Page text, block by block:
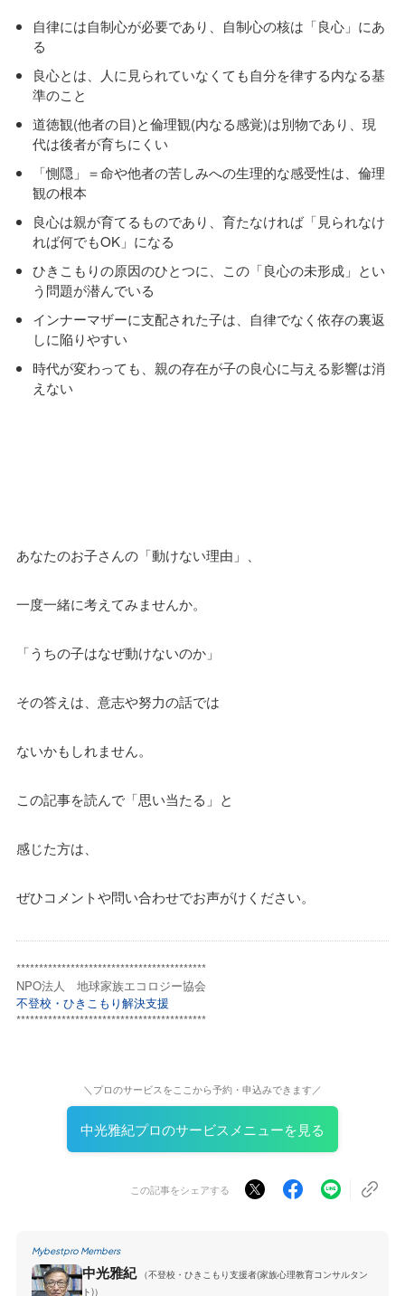
自律には自制心が必要であり、自制心の核は「良心」にあ
る
良心とは、人に見られていなくても自分を律する内なる基
準のこと
道徳観(他者の目)と倫理観(内なる感覚)は別物であり、現
代は後者が育ちにくい
「惻隠」＝命や他者の苦しみへの生理的な感受性は、倫理
観の根本
良心は親が育てるものであり、育たなければ「見られなけ
れば何でもOK」になる
ひきこもりの原因のひとつに、この「良心の未形成」とい
う問題が潜んでいる
インナーマザーに支配された子は、自律でなく依存の裏返
しに陥りやすい
時代が変わっても、親の存在が子の良心に与える影響は消
えない
あなたのお子さんの「動けない理由」、
一度一緒に考えてみませんか。
「うちの子はなぜ動けないのか」
その答えは、意志や努力の話では
ないかもしれません。
この記事を読んで「思い当たる」と
感じた方は、
ぜひコメントや問い合わせでお声がけください。
******************************************
NPO法人 地球家族エコロジー協会
不登校・ひきこもり解決支援
******************************************
＼プロのサービスをここから予約・申込みできます／
中光雅紀プロのサービスメニューを見る
この記事をシェアする
Mybestpro Members
中光雅紀
（不登校・ひきこもり支援者(家族心理教育コンサルタン
ト)）